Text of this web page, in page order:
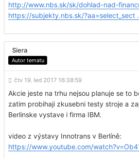
http://www.nbs.sk/sk/dohlad-nad-
https://subjekty.nbs.sk/?aa=select_sect
Siera
Autor tematu
čtv 19. led 2017 16:38:59
Akcie jeste na trhu nejsou planuje se to
zatim probihaji zkusebni testy stroje a
Berlinske vystave i firma IBM.
video z výstavy Innotrans v Berlíně:
https://www.youtube.com/